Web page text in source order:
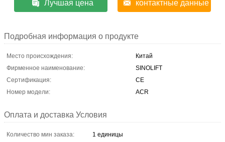
Лучшая цена контактные данные
Подробная информация о продукте
Место происхождения:
Китай
Фирменное наименование:
SINOLIFT
Сертификация:
CE
Номер модели:
ACR
Оплата и доставка Условия
Количество мин заказа:
1 единицы